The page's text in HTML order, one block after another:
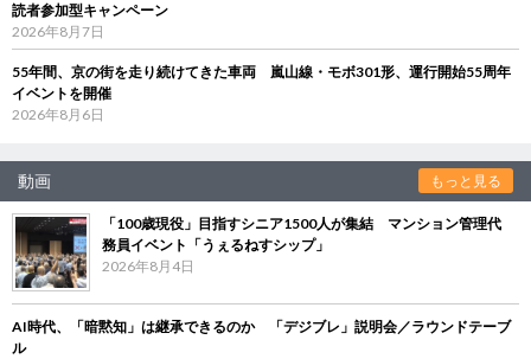
読者参加型キャンペーン
2026年8月7日
55年間、京の街を走り続けてきた車両 嵐山線・モボ301形、運行開始55周年
イベントを開催
2026年8月6日
動画 もっと見る
「100歳現役」目指すシニア1500人が集結 マンション管理代
務員イベント「うぇるねすシップ」
2026年8月4日
AI時代、「暗黙知」は継承できるのか 「デジブレ」説明会／ラウンドテーブ
ル